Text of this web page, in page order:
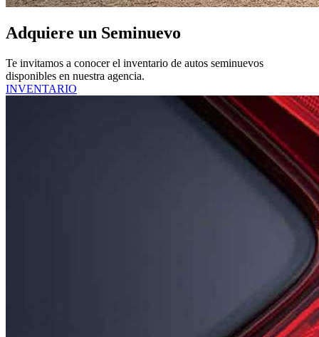
Adquiere un Seminuevo
Te invitamos a conocer el inventario de autos seminuevos
disponibles en nuestra agencia.
INVENTARIO